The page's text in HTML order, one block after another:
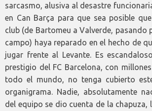
sarcasmo, alusiva al desastre
en Can Barça para que sea posible
club (de Bartomeu a Valverde, pasando
campo) haya reparado en el hecho de
jugar frente al Levante. Es
prestigio del FC Barcelona, con
todo el mundo, no tenga cubierto
organigrama. Nadie, absolutamente
del equipo se dio cuenta de la chapuza,